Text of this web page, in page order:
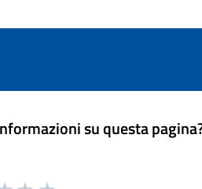
su questa